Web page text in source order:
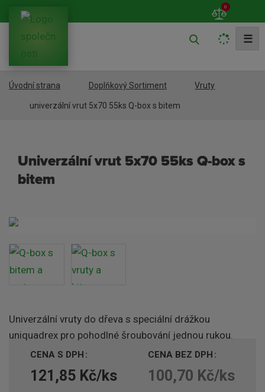
0
l
t
☰
Úvodní strana Doplňkový Sortiment Vruty
univerzální vrut 5x70 55ks Q-box s bitem
univerzální vrut 5x70 55ks Q-box s
bitem
Univerzální vruty do dřeva s speciální drážkou
uniquadrex pro pohodlné šroubování jednou rukou.
CENA S DPH
121,85 Kč/ks
CENA BEZ DPH
100,70 Kč/ks